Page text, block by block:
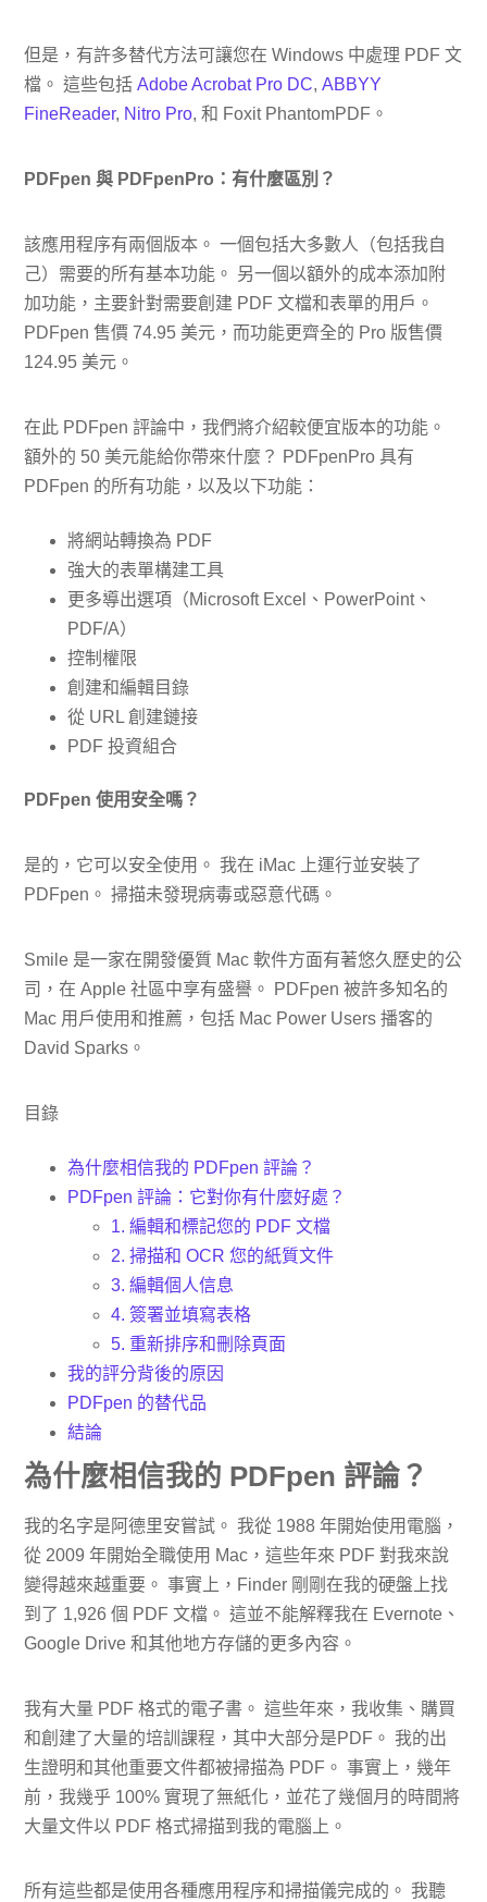
但是，有許多替代方法可讓您在 Windows 中處理 PDF 文
檔。 這些包括Adobe Acrobat Pro DC,ABBYY
FineReader, Nitro Pro, 和 Foxit PhantomPDF。
PDFpen 與 PDFpenPro：有什麼區別？
該應用程序有兩個版本。 一個包括大多數人（包括我自
己）需要的所有基本功能。 另一個以額外的成本添加附
加功能，主要針對需要創建 PDF 文檔和表單的用戶。
PDFpen 售價 74.95 美元，而功能更齊全的 Pro 版售價
124.95 美元。
在此 PDFpen 評論中，我們將介紹較便宜版本的功能。
額外的 50 美元能給你帶來什麼？ PDFpenPro 具有
PDFpen 的所有功能，以及以下功能：
將網站轉換為 PDF
強大的表單構建工具
更多導出選項（Microsoft Excel、PowerPoint、
PDF/A）
控制權限
創建和編輯目錄
從 URL 創建鏈接
PDF 投資組合
PDFpen 使用安全嗎？
是的，它可以安全使用。 我在 iMac 上運行並安裝了
PDFpen。 掃描未發現病毒或惡意代碼。
Smile 是一家在開發優質 Mac 軟件方面有著悠久歷史的公
司，在 Apple 社區中享有盛譽。 PDFpen 被許多知名的
Mac 用戶使用和推薦，包括 Mac Power Users 播客的
David Sparks。
目錄
為什麼相信我的 PDFpen 評論？
PDFpen 評論：它對你有什麼好處？
1. 編輯和標記您的 PDF 文檔
2. 掃描和 OCR 您的紙質文件
3. 編輯個人信息
4. 簽署並填寫表格
5. 重新排序和刪除頁面
我的評分背後的原因
PDFpen 的替代品
結論
為什麼相信我的 PDFpen 評論？
我的名字是阿德里安嘗試。 我從 1988 年開始使用電腦，
從 2009 年開始全職使用 Mac，這些年來 PDF 對我來說
變得越來越重要。 事實上，Finder 剛剛在我的硬盤上找
到了 1,926 個 PDF 文檔。 這並不能解釋我在 Evernote、
Google Drive 和其他地方存儲的更多內容。
我有大量 PDF 格式的電子書。 這些年來，我收集、購買
和創建了大量的培訓課程，其中大部分是PDF。 我的出
生證明和其他重要文件都被掃描為 PDF。 事實上，幾年
前，我幾乎 100% 實現了無紙化，並花了幾個月的時間將
大量文件以 PDF 格式掃描到我的電腦上。
所有這些都是使用各種應用程序和掃描儀完成的。 我聽